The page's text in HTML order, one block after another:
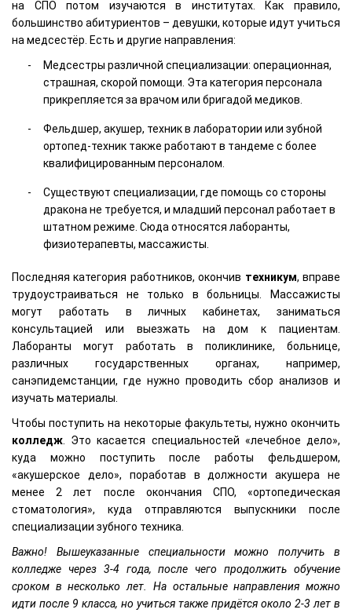
на СПО потом изучаются в институтах. Как правило,
большинство абитуриентов – девушки, которые идут учиться
на медсестёр. Есть и другие направления:
Медсестры различной специализации: операционная,
страшная, скорой помощи. Эта категория персонала
прикрепляется за врачом или бригадой медиков.
Фельдшер, акушер, техник в лаборатории или зубной
ортопед-техник также работают в тандеме с более
квалифицированным персоналом.
Существуют специализации, где помощь со стороны
дракона не требуется, и младший персонал работает в
штатном режиме. Сюда относятся лаборанты,
физиотерапевты, массажисты.
Последняя категория работников, окончив техникум, вправе
трудоустраиваться не только в больницы. Массажисты
могут работать в личных кабинетах, заниматься
консультацией или выезжать на дом к пациентам.
Лаборанты могут работать в поликлинике, больнице,
различных государственных органах, например,
санэпидемстанции, где нужно проводить сбор анализов и
изучать материалы.
Чтобы поступить на некоторые факультеты, нужно окончить
колледж . Это касается специальностей «лечебное дело»,
куда можно поступить после работы фельдшером,
«акушерское дело», поработав в должности акушера не
менее 2 лет после окончания СПО, «ортопедическая
стоматология», куда отправляются выпускники после
специализации зубного техника.
Важно! Вышеуказанные специальности можно получить в
колледже через 3-4 года, после чего продолжить обучение
сроком в несколько лет. На остальные направления можно
идти после 9 класса, но учиться также придётся около 2-3 лет в